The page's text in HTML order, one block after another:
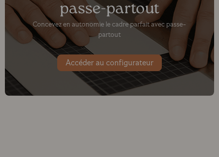
passe-partout
Concevez en autonomie le cadre parfait avec passe-
partout
Accéder au configurateur